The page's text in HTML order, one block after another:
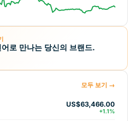
로 만나는 당신의 브랜드.
모두 보기 →
US$63,466.00
+1.1%